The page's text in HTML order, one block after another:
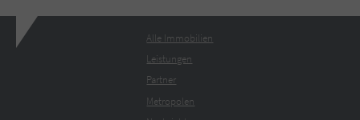
Alle Immobilien
Leistungen
Partner
Metropolen